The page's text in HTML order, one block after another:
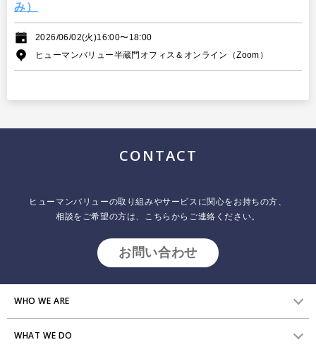
み）
2026/06/02(火)16:00〜18:00
ヒューマンバリュー半蔵門オフィス＆オンライン（Zoom）
CONTACT
ヒューマンバリューの取り組みやサービスに関心をお持ちの方、
相談をご希望の方は、こちらからご連絡ください。
お問い合わせ
WHO WE ARE
HVからのメッセージ
WHAT WE DO